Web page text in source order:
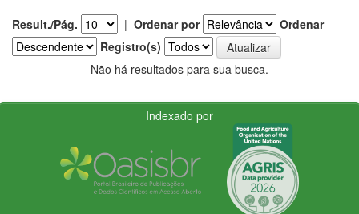
Result./Pág. | Ordenar por
Ordenar
Registro(s)
Não há resultados para sua busca.
Indexado por